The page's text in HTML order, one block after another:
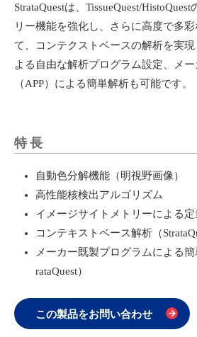
StrataQuestは、TissueQuest/
リー機能を強化し、さらに高度で多
て、コンテクストベースの解析を実
よる自由な解析プログラム設定、メ
（APP）による簡単解析も可能です。
特長
自動色分解機能（明視野画像）
高性能核検出アルゴリズム
イメージサイトメトリーによる
コンテキストベース解析（
メーカー既製プログラムによる簡
rataQuest）
この製品をお問い合わせ